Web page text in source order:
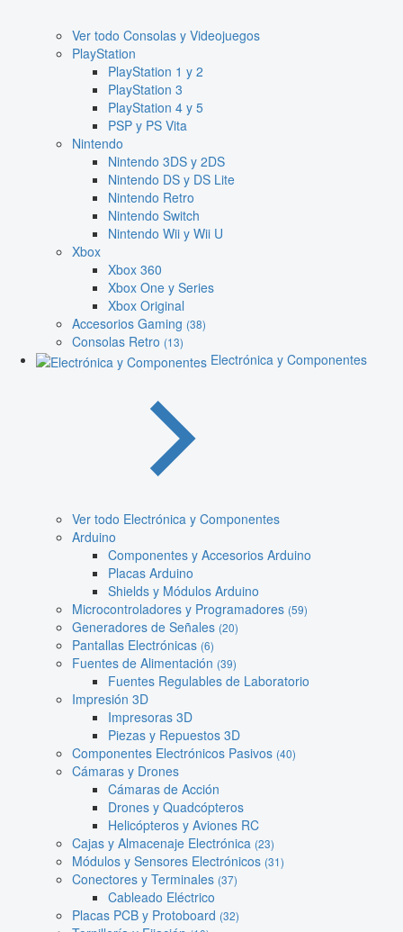
Ver todo Consolas y Videojuegos
PlayStation
PlayStation 1 y 2
PlayStation 3
PlayStation 4 y 5
PSP y PS Vita
Nintendo
Nintendo 3DS y 2DS
Nintendo DS y DS Lite
Nintendo Retro
Nintendo Switch
Nintendo Wii y Wii U
Xbox
Xbox 360
Xbox One y Series
Xbox Original
Accesorios Gaming (38)
Consolas Retro (13)
Electrónica y Componentes
Ver todo Electrónica y Componentes
Arduino
Componentes y Accesorios Arduino
Placas Arduino
Shields y Módulos Arduino
Microcontroladores y Programadores (59)
Generadores de Señales (20)
Pantallas Electrónicas (6)
Fuentes de Alimentación (39)
Fuentes Regulables de Laboratorio
Impresión 3D
Impresoras 3D
Piezas y Repuestos 3D
Componentes Electrónicos Pasivos (40)
Cámaras y Drones
Cámaras de Acción
Drones y Quadcópteros
Helicópteros y Aviones RC
Cajas y Almacenaje Electrónica (23)
Módulos y Sensores Electrónicos (31)
Conectores y Terminales (37)
Cableado Eléctrico
Placas PCB y Protoboard (32)